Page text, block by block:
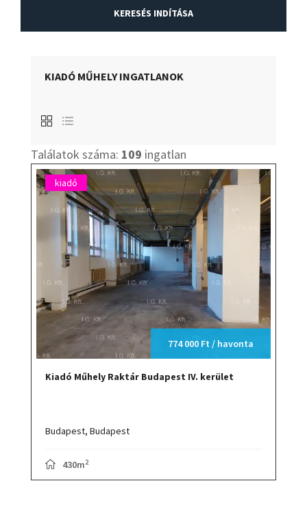
KIADÓ MŰHELY INGATLANOK
Találatok száma: 109 ingatlan
kiadó
774 000 Ft / havonta
Kiadó Műhely Raktár Budapest IV. kerület
Budapest, Budapest
430m2